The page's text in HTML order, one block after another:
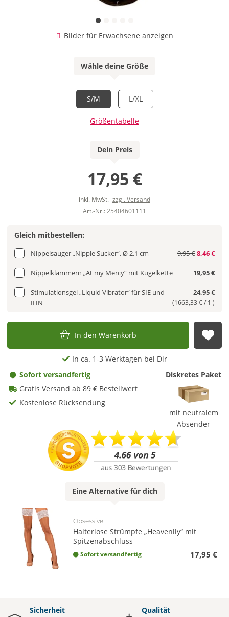
Bilder für Erwachsene anzeigen
Wähle deine Größe
S/M L/XL
Größentabelle
Dein Preis
17,95 €
inkl. MwSt.-zzgl. Versand
Art.-Nr.: 25404601111
Gleich mitbestellen:
Nippelsauger „Nipple Sucker“, Ø 2,1 cm 9,95 €8,46 €
Nippelklammern „At my Mercy“ mit Kugelkette 19,95 €
Stimulationsgel „Liquid Vibrator“ für SIE und
IHN
24,95 €
(1663,33 € / 1l)
In den Warenkorb
In ca. 1-3 Werktagen bei Dir
Sofort versandfertig
Gratis Versand ab 89 € Bestellwert
Kostenlose Rücksendung
Diskretes Paket
mit neutralem
Absender
Eine Alternativefür dich
Obsessive
Halterlose Strümpfe „Heavenlly“ mit
Spitzenabschluss
Sofort versandfertig 17,95 €
Sicherheit
Qualität